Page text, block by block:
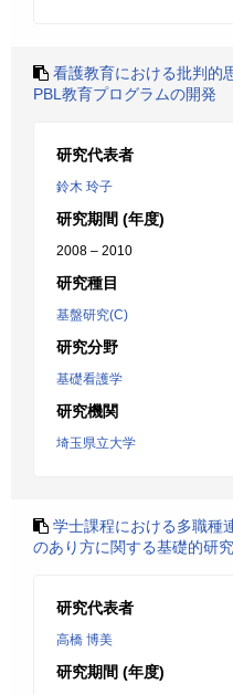
看護教育における批判的
PBL教育プログラムの開発
研究代表者
鈴木 玲子
研究期間 (年度)
2008 – 2010
研究種目
基盤研究(C)
研究分野
基礎看護学
研究機関
埼玉県立大学
学士課程における多職種
のあり方に関する基礎的研究
研究代表者
高橋 博美
研究期間 (年度)